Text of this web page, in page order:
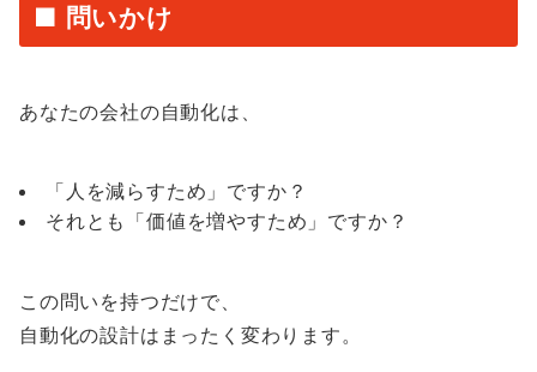
■ 問いかけ
あなたの会社の自動化は、
「人を減らすため」ですか？
それとも「価値を増やすため」ですか？
この問いを持つだけで、
自動化の設計はまったく変わります。